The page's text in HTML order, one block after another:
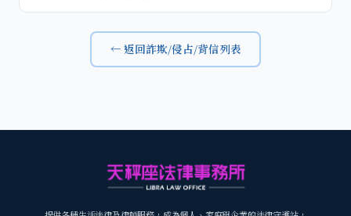
← 返回詐欺/侵占/背信列表